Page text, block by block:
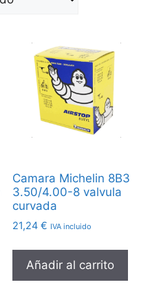
Camara Michelin 8B3
3.50/4.00-8 valvula
curvada
21,24 € IVA incluido
Añadir al carrito